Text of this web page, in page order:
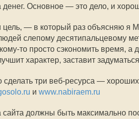
денег. Основное — это дело, и
— в который раз объясняю я
слепому десятипальцевому
то просто сэкономить время, а
характер, заставит
сделать три веб-ресурса —
и www.nabiraem.ru
сайта должны быть максимально